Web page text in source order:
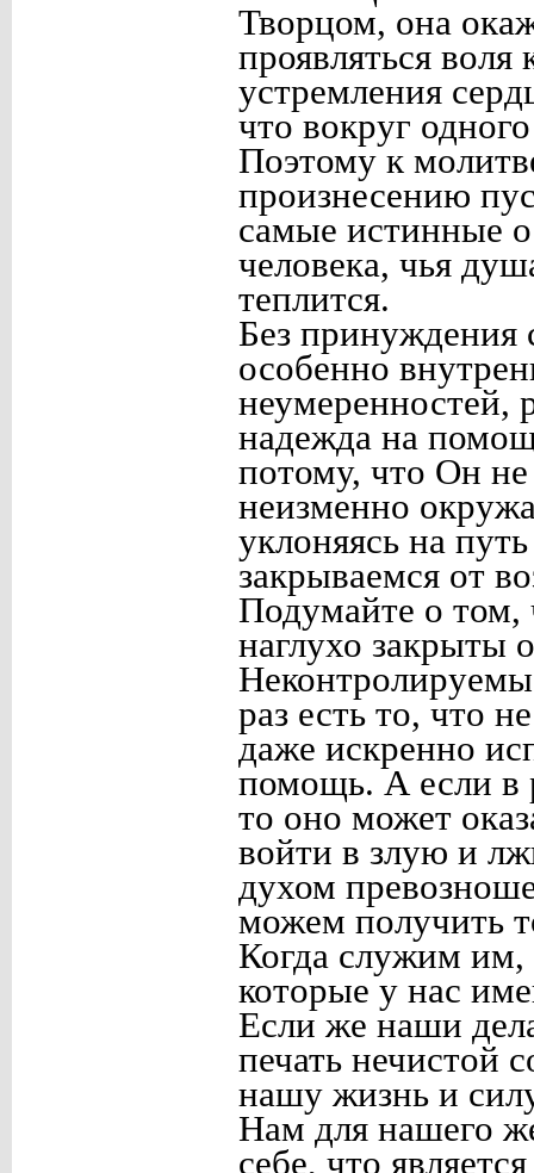
Творцом, она
проявляться
устремления
что вокруг
Поэтому к
произнесению
самые истинные
человека, чья
теплится.
Без принуждения
особенно
неумеренностей,
надежда на
потому, что Он
неизменно
уклоняясь на
закрываемся от
Подумайте о том,
наглухо закрыты
раз есть то, что
даже искренно
помощь. А если в
то оно может
войти в злую и
духом
можем получить
Когда служим им,
которые у нас
Если же наши
печать нечистой
нашу жизнь и
Нам для нашего
себе, что